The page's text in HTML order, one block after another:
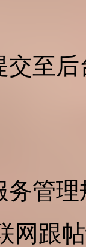
至
务管理
网跟